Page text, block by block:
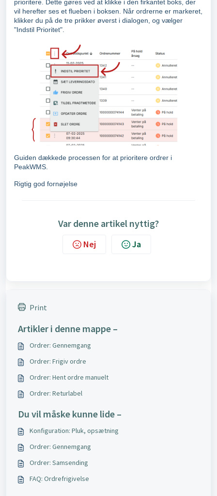
prioritere. Dette gøres ved at klikke i den firkantet boks, der
vil herefter ses et flueben i boksen. Når ordrerne er markeret,
klikker du på de tre prikker øverst i dialogen, og vælger
"Indstil Prioritet".
Guiden dækkede processen for at prioritere ordrer i
PeakWMS.
Rigtig god fornøjelse
Var denne artikel nyttig?
Nej Ja
Print
Artikler i denne mappe –
Ordrer: Gennemgang
Ordrer: Frigiv ordre
Ordrer: Hent ordre manuelt
Ordrer: Returlabel
Du vil måske kunne lide –
Konfiguration: Pluk, opsætning
Ordrer: Gennemgang
Ordrer: Samsending
FAQ: Ordrefrigivelse